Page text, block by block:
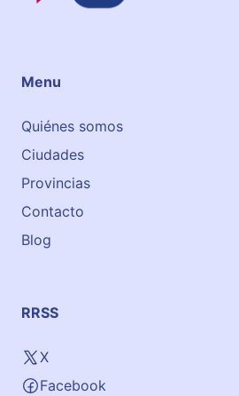
E
a
b
i
á
n
o
Menu
Quiénes somos
Ciudades
Provincias
Contacto
Blog
RRSS
X
Facebook